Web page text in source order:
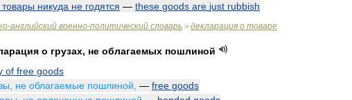
товары никуда не годятся — these goods are just rubbish
-английский военно-политический словарь > декларация о товаре
о грузах, не облагаемых пошлиной
of free goods
не облагаемые пошлиной — free goods